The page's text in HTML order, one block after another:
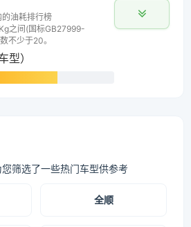
油耗排行榜
之间(国标GB27999-
不少于20。
型）
筛选了一些热门车型供参考
全顺